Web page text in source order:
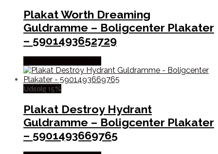
Plakat Worth Dreaming
Guldramme – Boligcenter Plakater
– 5901493652729
Udsalg 15%
Plakat Destroy Hydrant
Guldramme – Boligcenter Plakater
– 5901493669765